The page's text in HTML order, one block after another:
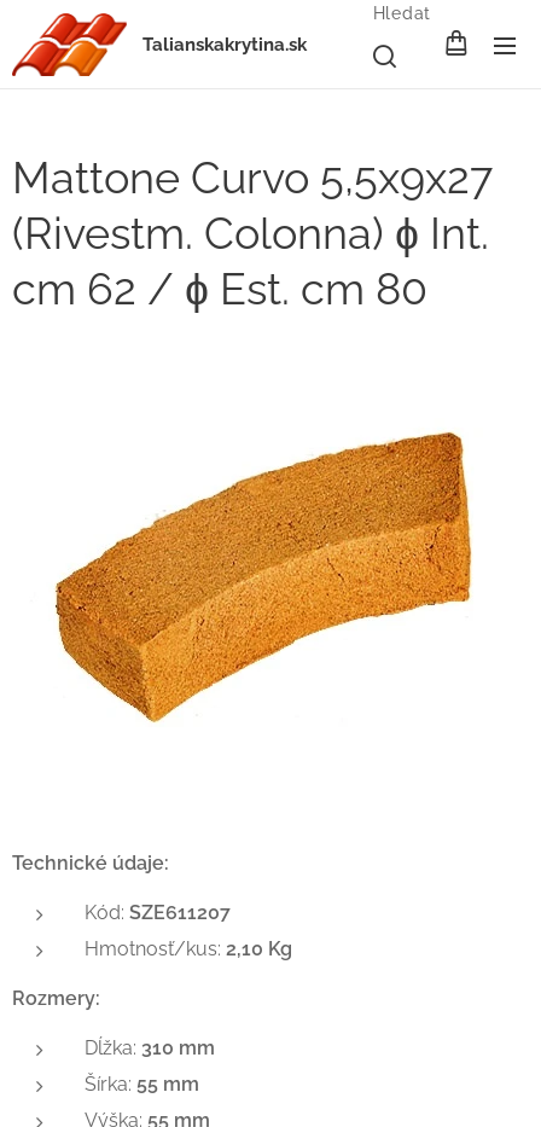
Talianskakrytina.sk
Hledat
Mattone Curvo 5,5x9x27
(Rivestm. Colonna) ɸ Int.
cm 62 / ɸ Est. cm 80
Technické údaje:
Kód: SZE611207
Hmotnosť/kus: 2,10 Kg
Rozmery:
Dĺžka: 310 mm
Šírka: 55 mm
Výška: 55 mm